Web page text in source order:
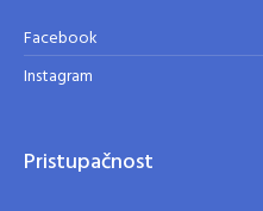
Facebook
Instagram
Pristupačnost